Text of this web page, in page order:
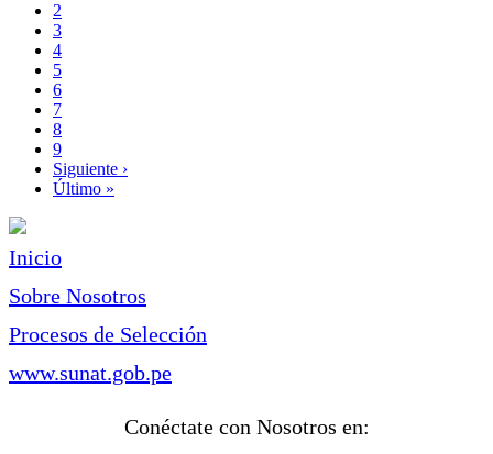
Paginación
actual
Page
2
Page
3
Page
4
Page
5
Page
6
Page
7
Page
8
Page
9
Siguiente
página
Siguiente ›
Última
Último »
Inicio
Sobre Nosotros
Procesos de Selección
www.sunat.gob.pe
Conéctate con Nosotros en: